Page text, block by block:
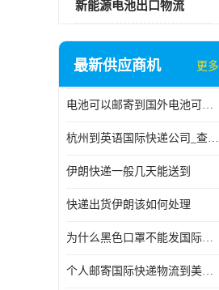
新能源电池出口物流
最新供应商机 更多
电池可以邮寄到国外电池可以发国际物流手机电池可以邮寄到国外
杭州到英语国际快递公司_查国际快递
伊朗快递一般几天能送到
快递出货伊朗该如何处理
为什么黑色口罩不能发国际快递 国际寄口罩快递需要填写信息
个人邮寄国际快递物流到美加墨西哥英国比利时荷兰波兰意大利